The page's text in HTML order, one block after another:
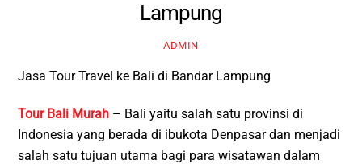
Lampung
ADMIN
Jasa Tour Travel ke Bali di Bandar Lampung
Tour Bali Murah – Bali yaitu salah satu provinsi di
Indonesia yang berada di ibukota Denpasar dan menjadi
salah satu tujuan utama bagi para wisatawan dalam